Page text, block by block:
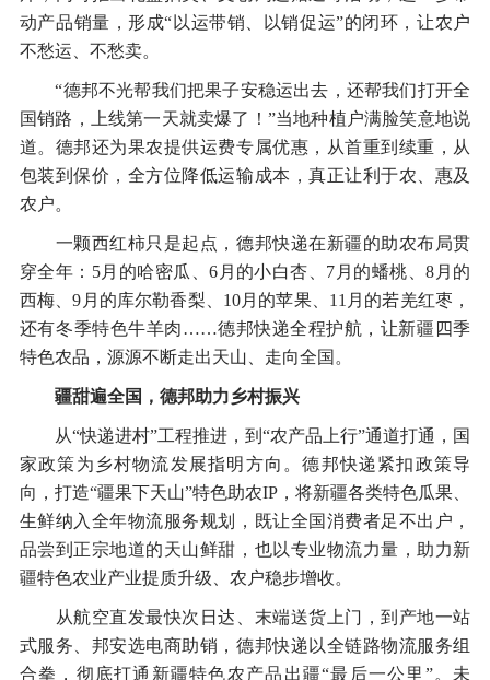
动产品销量，形成“以运带销、以销促运”的闭环，让农户
不愁运、不愁卖。
“德邦不光帮我们把果子安稳运出去，还帮我们打开全
国销路，上线第一天就卖爆了！”当地种植户满脸笑意地说
道。德邦还为果农提供运费专属优惠，从首重到续重，从
包装到保价，全方位降低运输成本，真正让利于农、惠及
农户。
一颗西红柿只是起点，德邦快递在新疆的助农布局贯
穿全年：5月的哈密瓜、6月的小白杏、7月的蟠桃、8月的
西梅、9月的库尔勒香梨、10月的苹果、11月的若羌红枣，
还有冬季特色牛羊肉……德邦快递全程护航，让新疆四季
特色农品，源源不断走出天山、走向全国。
疆甜遍全国，德邦助力乡村振兴
从“快递进村”工程推进，到“农产品上行”通道打通，国
家政策为乡村物流发展指明方向。德邦快递紧扣政策导
向，打造“疆果下天山”特色助农IP，将新疆各类特色瓜果、
生鲜纳入全年物流服务规划，既让全国消费者足不出户，
品尝到正宗地道的天山鲜甜，也以专业物流力量，助力新
疆特色农业产业提质升级、农户稳步增收。
从航空直发最快次日达、末端送货上门，到产地一站
式服务、邦安选电商助销，德邦快递以全链路物流服务组
合拳，彻底打通新疆特色农产品出疆“最后一公里”。未